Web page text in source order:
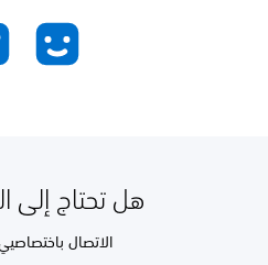
هل تحتاج إلى
الاتصال باختصاصيي